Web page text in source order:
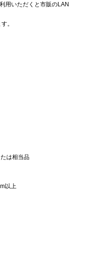
用いただくと市販のLAN
。
は相当品
以上